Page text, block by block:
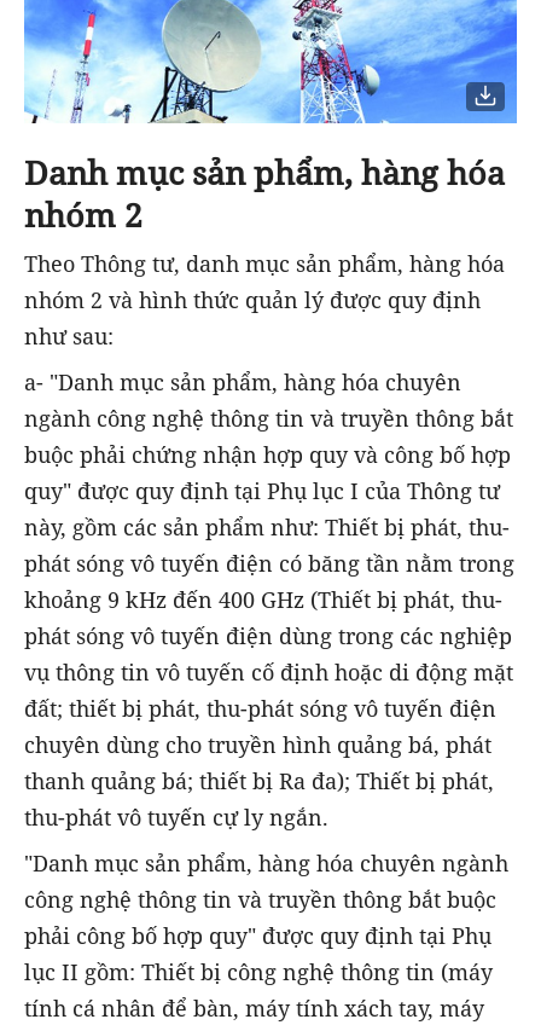
Danh mục sản phẩm, hàng hóa
nhóm 2
Theo Thông tư, danh mục sản phẩm, hàng hóa
nhóm 2 và hình thức quản lý được quy định
như sau:
a- "Danh mục sản phẩm, hàng hóa chuyên
ngành công nghệ thông tin và truyền thông bắt
buộc phải chứng nhận hợp quy và công bố hợp
quy" được quy định tại Phụ lục I của Thông tư
này, gồm các sản phẩm như: Thiết bị phát, thu-
phát sóng vô tuyến điện có băng tần nằm trong
khoảng 9 kHz đến 400 GHz (Thiết bị phát, thu-
phát sóng vô tuyến điện dùng trong các nghiệp
vụ thông tin vô tuyến cố định hoặc di động mặt
đất; thiết bị phát, thu-phát sóng vô tuyến điện
chuyên dùng cho truyền hình quảng bá, phát
thanh quảng bá; thiết bị Ra đa); Thiết bị phát,
thu-phát vô tuyến cự ly ngắn.
"Danh mục sản phẩm, hàng hóa chuyên ngành
công nghệ thông tin và truyền thông bắt buộc
phải công bố hợp quy" được quy định tại Phụ
lục II gồm: Thiết bị công nghệ thông tin (máy
tính cá nhân để bàn, máy tính xách tay, máy